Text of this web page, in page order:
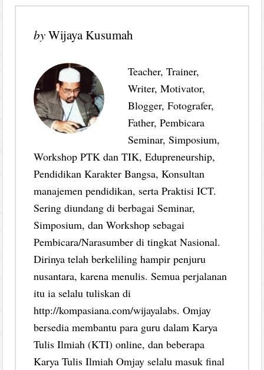
byWijaya Kusumah
Teacher, Trainer,
Writer, Motivator,
Blogger, Fotografer,
Father, Pembicara
Seminar, Simposium,
Workshop PTK dan TIK, Edupreneurship,
Pendidikan Karakter Bangsa, Konsultan
manajemen pendidikan, serta Praktisi ICT.
Sering diundang di berbagai Seminar,
Simposium, dan Workshop sebagai
Pembicara/Narasumber di tingkat Nasional.
Dirinya telah berkeliling hampir penjuru
nusantara, karena menulis. Semua perjalanan
itu ia selalu tuliskan di
http://kompasiana.com/wijayalabs. Omjay
bersedia membantu para guru dalam Karya
Tulis Ilmiah (KTI) online, dan beberapa
Karya Tulis Ilmiah Omjay selalu masuk final